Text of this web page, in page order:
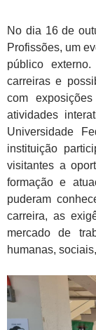
No dia 16 de
Profissões, um
público
carreiras e
com
atividades
Universidade
instituição
visitantes a
formação e
puderam
carreira, as
mercado de
humanas,